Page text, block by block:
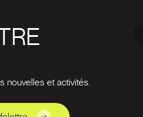
nouvelles et activités.